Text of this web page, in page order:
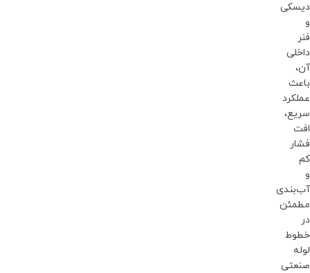
دیسکی
و
فنر
داخلی
آن،
باعث
عملکرد
سریع،
افت
فشار
کم
و
آب‌بندی
مطمئن
در
خطوط
لوله
صنعتی